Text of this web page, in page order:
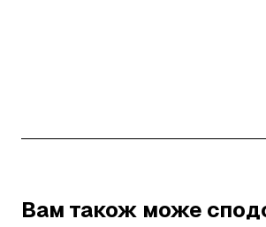
Вам також може